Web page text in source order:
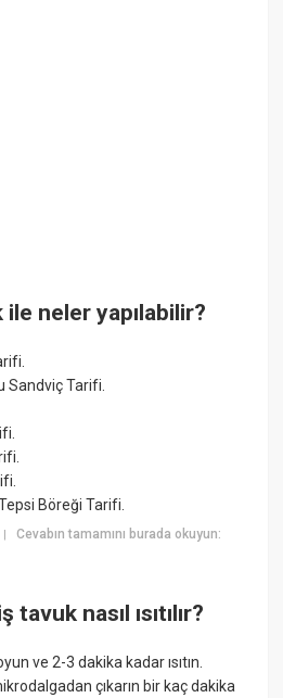
ile neler yapılabilir?
Sandviç Tarifi.
Böreği Tarifi.
|Cevabın tamamını burada okuyun:
nasıl ısıtılır?
ve 2-3 dakika kadar ısıtın.
çıkarın bir kaç dakika